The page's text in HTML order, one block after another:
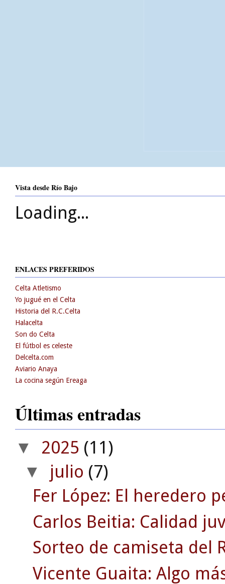
Vista desde Río Bajo
Loading...
ENLACES PREFERIDOS
Celta Atletismo
Yo jugué en el Celta
Historia del R.C.Celta
Halacelta
Son do Celta
El fútbol es celeste
Delcelta.com
Aviario Anaya
La cocina según Ereaga
Últimas entradas
▼ 2025 (11)
▼ julio (7)
Fer López: El heredero
Carlos Beitia: Calidad
Sorteo de camiseta del
Vicente Guaita: Algo